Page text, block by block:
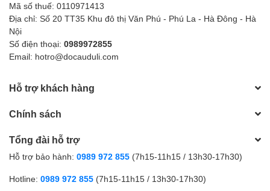
Mã số thuế: 0110971413
Địa chỉ: Số 20 TT35 Khu đô thị Văn Phú - Phú La - Hà Đông - Hà
Nội
Số điện thoại: 0989972855
Email: hotro@docauduli.com
Hỗ trợ khách hàng
Chính sách
Tổng đài hỗ trợ
Hỗ trợ bảo hành: 0989 972 855 (7h15-11h15 / 13h30-17h30)
Hotline: 0989 972 855 (7h15-11h15 / 13h30-17h30)